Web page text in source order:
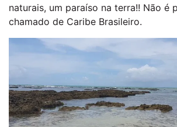
naturais, um paraíso na terra!! Não é
chamado de Caribe Brasileiro.